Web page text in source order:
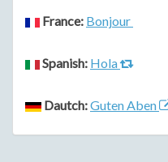
France: Bonjour
Spanish: Hola
Dautch:Guten Aben